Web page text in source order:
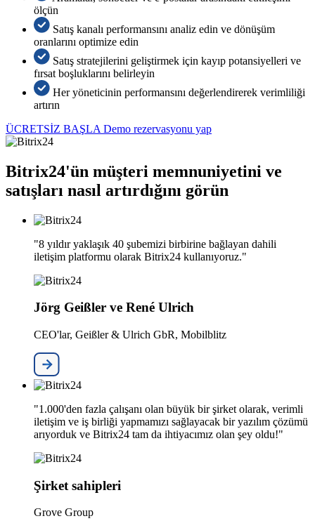
ölçün
Satış kanalı performansını analiz edin ve dönüşüm
oranlarını optimize edin
Satış stratejilerini geliştirmek için kayıp potansiyelleri ve
fırsat boşluklarını belirleyin
Her yöneticinin performansını değerlendirerek verimliliği
artırın
ÜCRETSİZ BAŞLA Demo rezervasyonu yap
Bitrix24'ün müşteri memnuniyetini ve
satışları nasıl artırdığını görün
"8 yıldır yaklaşık 40 şubemizi birbirine bağlayan dahili
iletişim platformu olarak Bitrix24 kullanıyoruz."
Jörg Geißler ve René Ulrich
CEO'lar, Geißler & Ulrich GbR, Mobilblitz
"1.000'den fazla çalışanı olan büyük bir şirket olarak, verimli
iletişim ve iş birliği yapmamızı sağlayacak bir yazılım çözümü
arıyorduk ve Bitrix24 tam da ihtiyacımız olan şey oldu!"
Şirket sahipleri
Grove Group